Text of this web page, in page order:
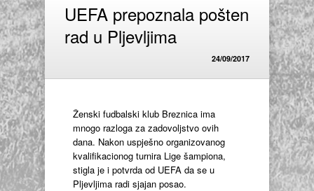
UEFA prepoznala pošten
rad u Pljevljima
24/09/2017
Ženski fudbalski klub Breznica ima
mnogo razloga za zadovoljstvo ovih
dana. Nakon uspješno organizovanog
kvalifikacionog turnira Lige šampiona,
stigla je i potvrda od UEFA da se u
Pljevljima radi sjajan posao.